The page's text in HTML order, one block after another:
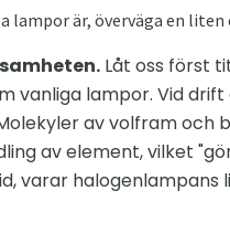
lampor är, överväga en
Låt oss först
vanliga lampor. Vid
av volfram och
av element, vilket
varar